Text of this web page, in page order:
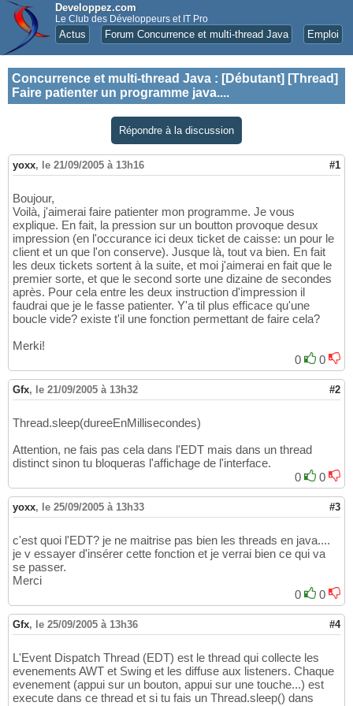
Developpez.com
Le Club des Développeurs et IT Pro
Actus Forum Concurrence et multi-thread Java Emploi
Concurrence et multi-thread Java : [Débutant] [Thread]
Faire patienter un programme java....
Répondre à la discussion
yoxx, le 21/09/2005 à 13h16 #1
Boujour,
Voilà, j'aimerai faire patienter mon programme. Je vous
explique. En fait, la pression sur un boutton provoque desux
impression (en l'occurance ici deux ticket de caisse: un pour le
client et un que l'on conserve). Jusque là, tout va bien. En fait
les deux tickets sortent à la suite, et moi j'aimerai en fait que le
premier sorte, et que le second sorte une dizaine de secondes
après. Pour cela entre les deux instruction d'impression il
faudrai que je le fasse patienter. Y'a til plus efficace qu'une
boucle vide? existe t'il une fonction permettant de faire cela?
Merki!
0
0
Gfx, le 21/09/2005 à 13h32 #2
Thread.sleep(dureeEnMillisecondes)
Attention, ne fais pas cela dans l'EDT mais dans un thread
distinct sinon tu bloqueras l'affichage de l'interface.
0
0
yoxx, le 25/09/2005 à 13h33 #3
c'est quoi l'EDT? je ne maitrise pas bien les threads en java....
je v essayer d'insérer cette fonction et je verrai bien ce qui va
se passer.
Merci
0
0
Gfx, le 25/09/2005 à 13h36 #4
L'Event Dispatch Thread (EDT) est le thread qui collecte les
evenements AWT et Swing et les diffuse aux listeners. Chaque
evenement (appui sur un bouton, appui sur une touche...) est
execute dans ce thread et si tu fais un Thread.sleep() dans